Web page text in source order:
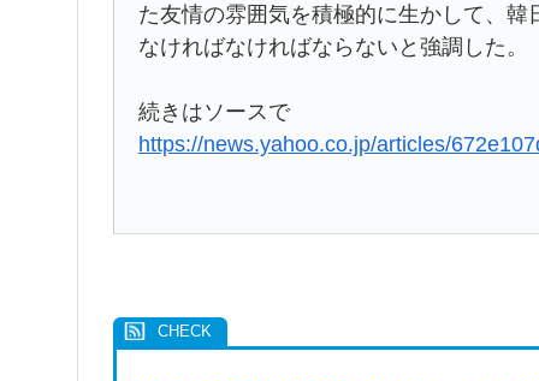
た友情の雰囲気を積極的に生かして、
なければなければならないと強調した。
続きはソースで
https://news.yahoo.co.jp/articles/